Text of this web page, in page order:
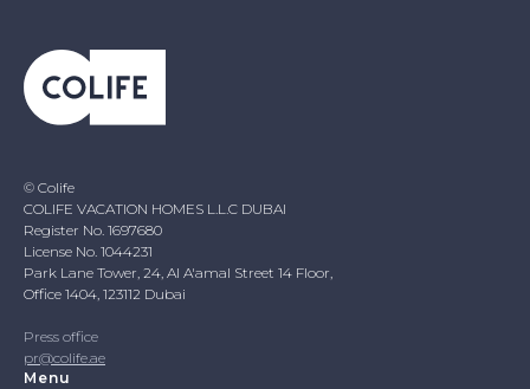
© Colife
COLIFE VACATION HOMES L.L.C DUBAI
Register No. 1697680
License No. 1044231
Park Lane Tower, 24, Al A'amal Street 14 Floor,
Office 1404, 123112 Dubai
Press office
pr@colife.ae
Menu